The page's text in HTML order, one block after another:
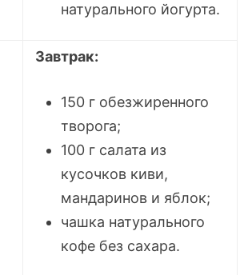
натурального йогурта.
Завтрак:
150 г обезжиренного
творога;
100 г салата из
кусочков киви,
мандаринов и яблок;
чашка натурального
кофе без сахара.